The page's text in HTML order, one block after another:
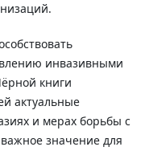
инвазивными
книги
актуальные
и мерах борьбы с
значение для